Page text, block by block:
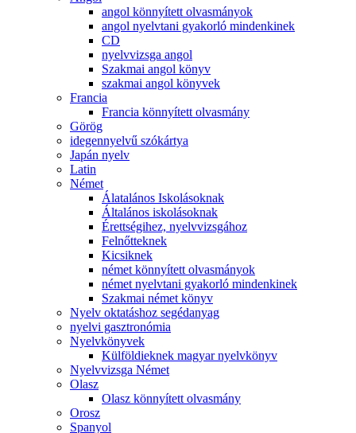
angol könnyített olvasmányok
angol nyelvtani gyakorló mindenkinek
CD
nyelvvizsga angol
Szakmai angol könyv
szakmai angol könyvek
Francia
Francia könnyített olvasmány
Görög
idegennyelvű szókártya
Japán nyelv
Latin
Német
Álatalános Iskolásoknak
Általános iskolásoknak
Érettségihez, nyelvvizsgához
Felnőtteknek
Kicsiknek
német könnyített olvasmányok
német nyelvtani gyakorló mindenkinek
Szakmai német könyv
Nyelv oktatáshoz segédanyag
nyelvi gasztronómia
Nyelvkönyvek
Külföldieknek magyar nyelvkönyv
Nyelvvizsga Német
Olasz
Olasz könnyített olvasmány
Orosz
Spanyol